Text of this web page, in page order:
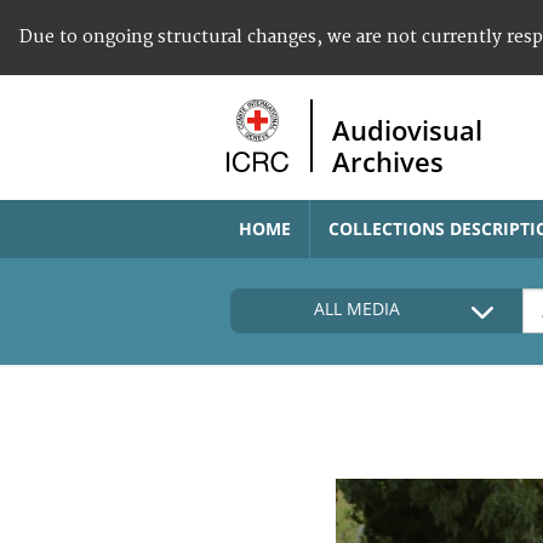
Due to ongoing structural changes, we are not currently
Audiovisual
Archives
HOME COLLECTIONS
ALL MEDIA